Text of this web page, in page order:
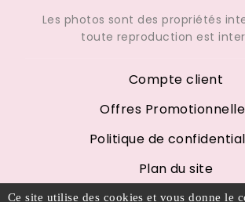
Les photos sont des propriétés
toute reproduction est
Compte client
Offres
Politique de
Plan du site
Ce site utilise des cookies et vous donne le